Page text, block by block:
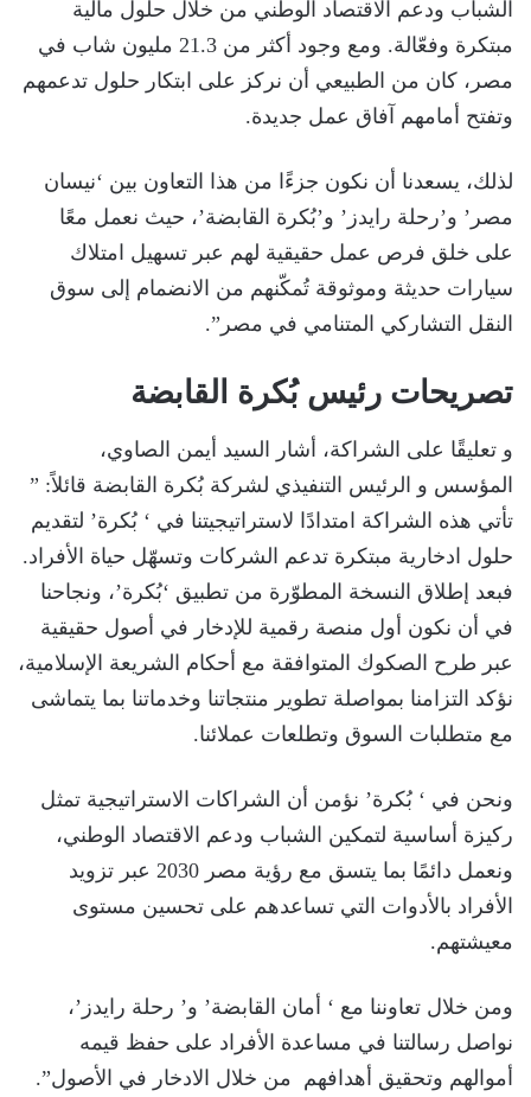
الشباب ودعم الاقتصاد الوطني من خلال حلول مالية
مبتكرة وفعّالة. ومع وجود أكثر من 21.3 مليون شاب في
مصر، كان من الطبيعي أن نركز على ابتكار حلول تدعمهم
وتفتح أمامهم آفاق عمل جديدة.
لذلك، يسعدنا أن نكون جزءًا من هذا التعاون بين ‘نيسان
مصر’ و’رحلة رايدز’ و’بُكرة القابضة’، حيث نعمل معًا
على خلق فرص عمل حقيقية لهم عبر تسهيل امتلاك
سيارات حديثة وموثوقة تُمكّنهم من الانضمام إلى سوق
النقل التشاركي المتنامي في مصر”.
تصريحات رئيس بُكرة القابضة
و تعليقًا على الشراكة، أشار السيد أيمن الصاوي،
المؤسس و الرئيس التنفيذي لشركة بُكرة القابضة قائلاً: ”
تأتي هذه الشراكة امتدادًا لاستراتيجيتنا في ‘ بُكرة’ لتقديم
حلول ادخارية مبتكرة تدعم الشركات وتسهّل حياة الأفراد.
فبعد إطلاق النسخة المطوّرة من تطبيق ‘بُكرة’، ونجاحنا
في أن نكون أول منصة رقمية للإدخار في أصول حقيقية
عبر طرح الصكوك المتوافقة مع أحكام الشريعة الإسلامية،
نؤكد التزامنا بمواصلة تطوير منتجاتنا وخدماتنا بما يتماشى
مع متطلبات السوق وتطلعات عملائنا.
ونحن في ‘ بُكرة’ نؤمن أن الشراكات الاستراتيجية تمثل
ركيزة أساسية لتمكين الشباب ودعم الاقتصاد الوطني،
ونعمل دائمًا بما يتسق مع رؤية مصر 2030 عبر تزويد
الأفراد بالأدوات التي تساعدهم على تحسين مستوى
معيشتهم.
ومن خلال تعاوننا مع ‘ أمان القابضة’ و’ رحلة رايدز’،
نواصل رسالتنا في مساعدة الأفراد على حفظ قيمه
أموالهم وتحقيق أهدافهم من خلال الادخار في الأصول”.